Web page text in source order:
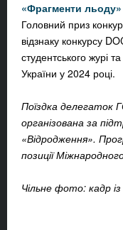
«Фрагменти льоду»
Головний приз
відзнаку конкурсу
студентського журі
України у 2024 році.
Поїздка делегаток
організована за
«Відродження».
позиції
Чільне фото: кадр